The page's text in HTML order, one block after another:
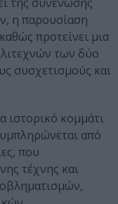
η παρουσίαση
προτείνει μια
των δύο
συσχετισμούς και
ιστορικό κομμάτι
από
που
τέχνης και